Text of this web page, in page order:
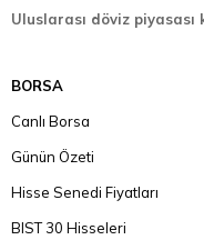
Uluslarası döviz piyasası
BORSA
Canlı Borsa
Günün Özeti
Hisse Senedi Fiyatları
BIST 30 Hisseleri